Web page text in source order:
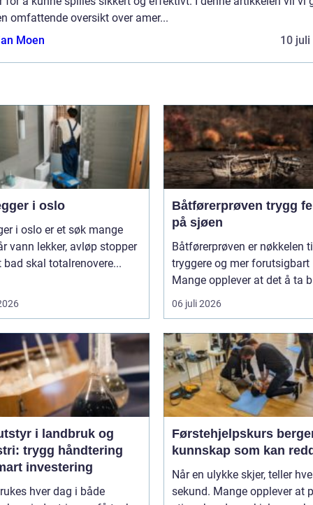
omfattende oversikt over amer...
Moen
10 juli
i oslo
i oslo er et søk mange
vann lekker, avløp stopper
bad skal totalrenovere...
Båtførerprøven trygg ferdsel
på sjøen
Båtførerprøven er nøkkelen
tryggere og mer forutsigbart
Mange opplever at det å ta
06 juli 2026
i landbruk og
trygg håndtering
investering
hver dag i både
Førstehjelpskurs
kunnskap som kan
Når en ulykke skjer, teller
sekund. Mange opplever at